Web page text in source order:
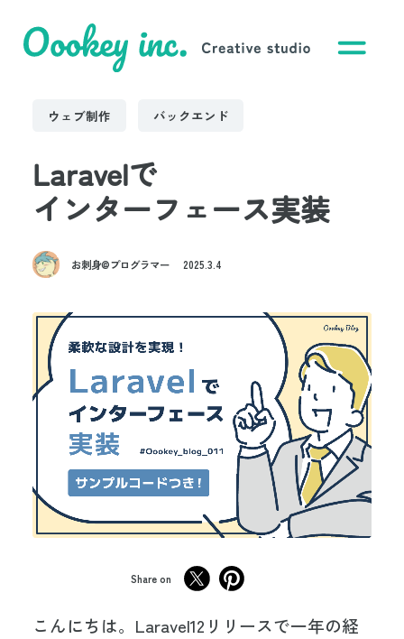
ウェブ制作 バックエンド
Laravelで
インターフェース実装
お刺身@プログラマー 2025.3.4
Share on
こんにちは。Laravel12リリースで一年の経